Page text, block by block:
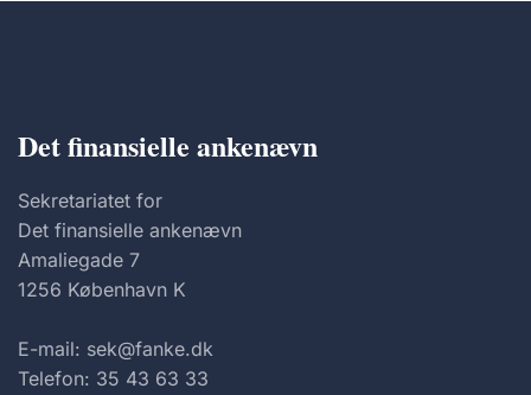
Det finansielle ankenævn
Sekretariatet for
Det finansielle ankenævn
Amaliegade 7
1256 København K
E-mail: sek@fanke.dk
Telefon: 35 43 63 33